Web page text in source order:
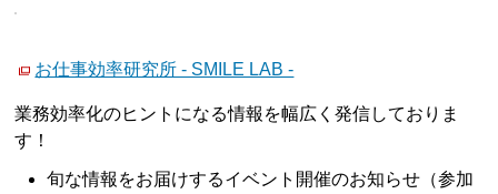
お仕事効率研究所 - SMILE LAB -
業務効率化のヒントになる情報を幅広く発信しておりま
す！
旬な情報をお届けするイベント開催のお知らせ（参加